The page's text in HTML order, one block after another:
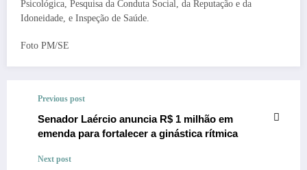
Psicológica, Pesquisa da Conduta Social, da Reputação e da
Idoneidade, e Inspeção de Saúde.
Foto PM/SE
Previous post
Senador Laércio anuncia R$ 1 milhão em
emenda para fortalecer a ginástica rítmica
Next post